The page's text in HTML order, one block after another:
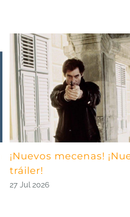
¡Nuevos mecenas!
tráiler!
27 Jul 2026